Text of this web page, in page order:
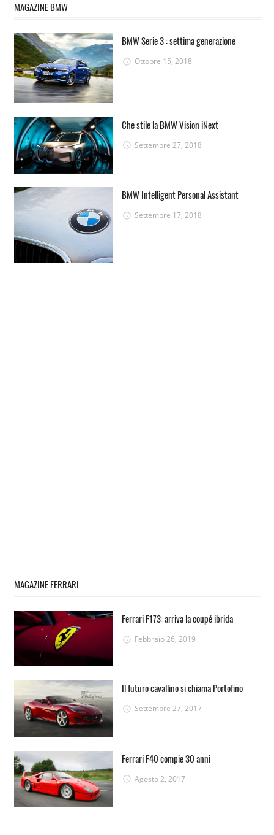
MAGAZINE BMW
BMW Serie 3 : settima generazione
Ottobre 15, 2018
Che stile la BMW Vision iNext
Settembre 27, 2018
BMW Intelligent Personal Assistant
Settembre 17, 2018
MAGAZINE FERRARI
Ferrari F173: arriva la coupé ibrida
Febbraio 26, 2019
Il futuro cavallino si chiama Portofino
Settembre 27, 2017
Ferrari F40 compie 30 anni
Agosto 2, 2017